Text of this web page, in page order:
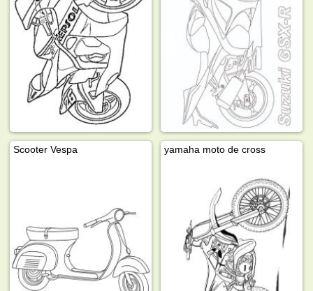
Scooter Vespa yamaha moto de cross